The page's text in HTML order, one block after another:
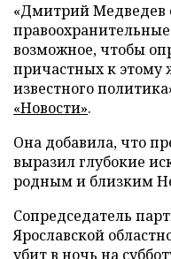
«Дмитрий Медведев
возможное, чтобы
причастных к этому
известного
«Новости».
Она добавила, что
выразил глубокие
родным и близким
Сопредседатель
Ярославской
убитв ночь на